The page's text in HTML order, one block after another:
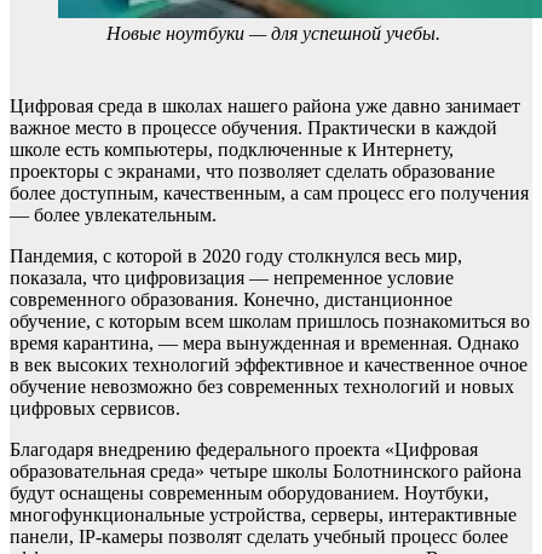
Новые ноутбуки — для успешной учебы.
Цифровая среда в школах нашего района уже давно занимает
важное место в процессе обучения. Практически в каждой
школе есть компьютеры, подключенные к Интернету,
проекторы с экранами, что позволяет сделать образование
более доступным, качественным, а сам процесс его получения
— более увлекательным.
Пандемия, с которой в 2020 году столкнулся весь мир,
показала, что цифровизация — непременное условие
современного образования. Конечно, дистанционное
обучение, с которым всем школам пришлось познакомиться во
время карантина, — мера вынужденная и временная. Однако
в век высоких технологий эффективное и качественное очное
обучение невозможно без современных технологий и новых
цифровых сервисов.
Благодаря внедрению федерального проекта «Цифровая
образовательная среда» четыре школы Болотнинского района
будут оснащены современным оборудованием. Ноутбуки,
многофункциональные устройства, серверы, интерактивные
панели, IP-камеры позволят сделать учебный процесс более